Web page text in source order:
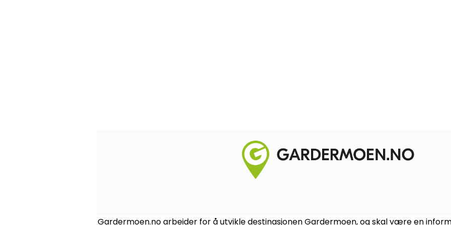
Gardermoen.no arbeider for å utvikle destinasjonen Gardermoen, og skal være en